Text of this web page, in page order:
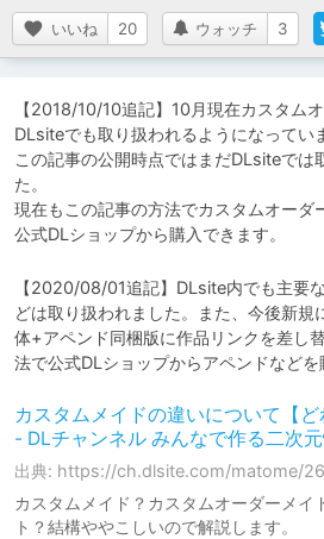
いいね 20 ウォッチ 3
【2018/10/10追記】10月現在カスタム
DLsiteでも取り扱われるようになってい
この記事の公開時点ではまだDLsiteでは
た。
現在もこの記事の方法でカスタムオーダ
公式DLショップから購入できます。
【2020/08/01追記】DLsite内でも主要
どは取り扱われました。また、今後新規
体+アペンド同梱版に作品リンクを差し
法で公式DLショップからアペンドなどを
カスタムメイドの違いについて【ど
- DLチャンネル みんなで作る二次元
出典: https://ch.dlsite.com/matome/
カスタムメイド？カスタムオーダーメイ
ト？結構ややこしいので解説します。